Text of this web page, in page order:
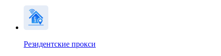
Резидентские прокси